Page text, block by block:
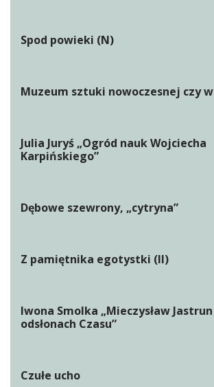
Spod powieki (N)
Muzeum sztuki nowoczesnej czy
Julia Juryś „Ogród nauk Wojciecha
Karpińskiego”
Dębowe szewrony, „cytryna”
Z pamiętnika egotystki (II)
Iwona Smolka „Mieczysław
odsłonach Czasu”
Czułe ucho